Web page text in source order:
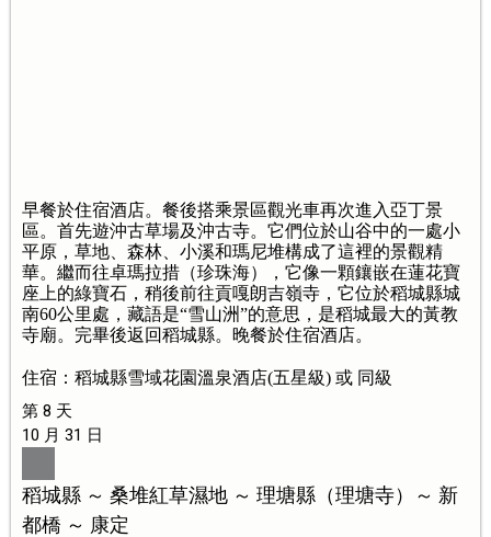
早餐於住宿酒店。餐後搭乘景區觀光車再次進入亞丁景
區。首先遊沖古草場及沖古寺。它們位於山谷中的一處小
平原，草地、森林、小溪和瑪尼堆構成了這裡的景觀精
華。繼而往卓瑪拉措（珍珠海），它像一顆鑲嵌在蓮花寶
座上的綠寶石，稍後前往貢嘎朗吉嶺寺，它位於稻城縣城
南60公里處，藏語是“雪山洲”的意思，是稻城最大的黃教
寺廟。完畢後返回稻城縣。晚餐於住宿酒店。
住宿：稻城縣雪域花園溫泉酒店(五星級) 或 同級
第 8 天
10 月 31 日
稻城縣 ～ 桑堆紅草濕地 ～ 理塘縣（理塘寺）～ 新
都橋 ～ 康定